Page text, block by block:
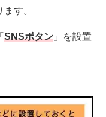
す。
SNSボタン 」を設置